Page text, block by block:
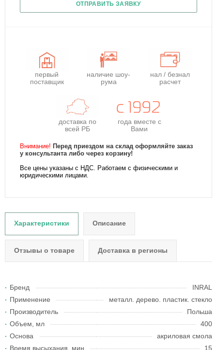
ОТПРАВИТЬ ЗАЯВКУ
первый
поставщик
наличие шоу-
рума
нал / безнал
расчет
доставка по
всей РБ
года вместе с
Вами
Внимание! Перед приездом на склад оформляйте заказ
у консультанта либо через корзину!
Все цены указаны с НДС. Работаем с физическими и
юридическими лицами.
Характеристики Описание
Отзывы о товаре Доставка в регионы
Бренд
INRAL
Применение
металл. дерево. пластик. стекло
Производитель
Польша
Объем, мл
400
Основа
акриловая смола
Время высыхания, мин
15